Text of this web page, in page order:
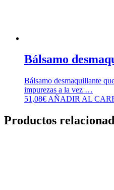
Bálsamo
Bálsamo desmaquillante
impurezas a la vez …
51,08€ AÑADIR AL
Productos